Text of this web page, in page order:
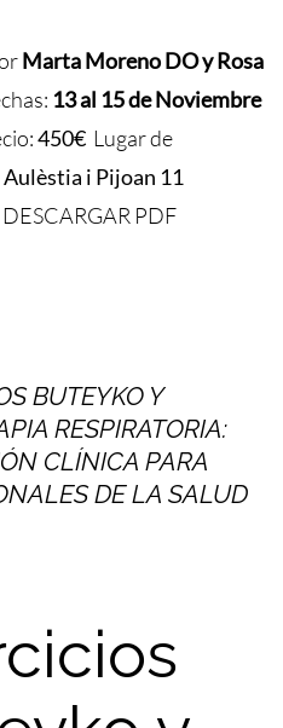
Marta Moreno DO y Rosa
13 al 15 de Noviembre
450€ Lugar de
Aulèstia i Pijoan 11
DESCARGAR PDF
BUTEYKO Y
RESPIRATORIA:
CLÍNICA PARA
DE LA SALUD